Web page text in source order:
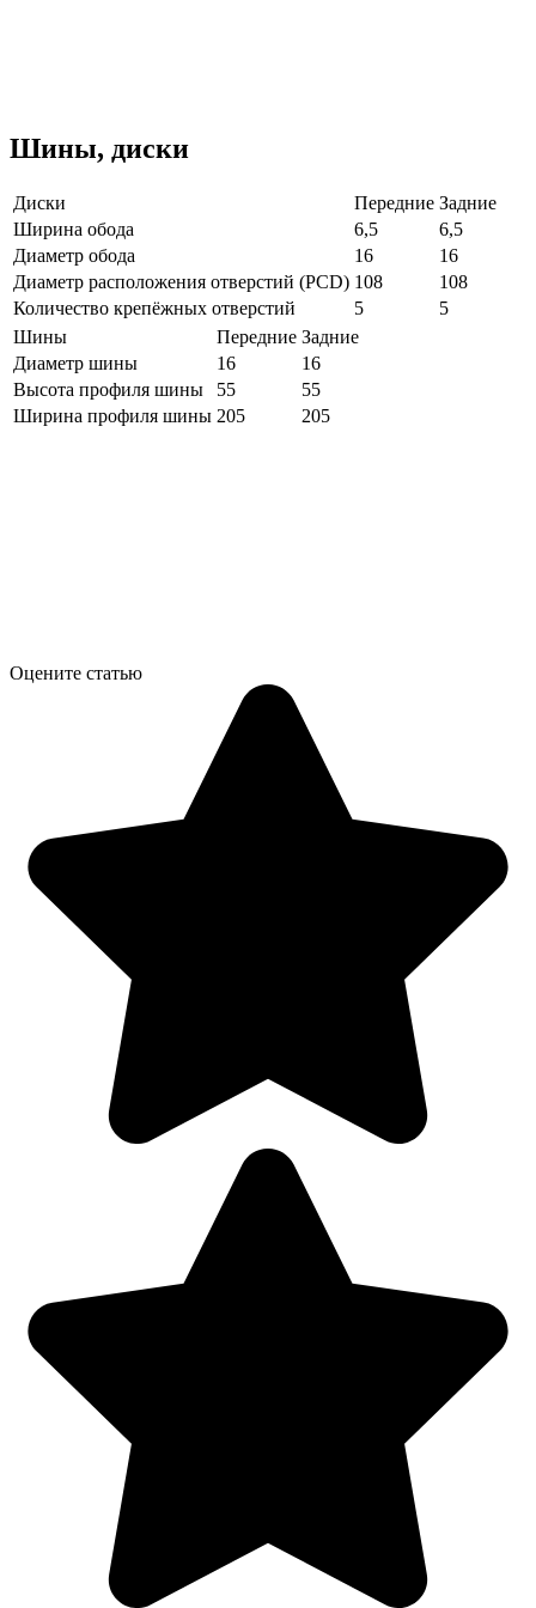
Шины, диски
Диски Передние Задние
Ширина обода
6,5
6,5
Диаметр обода
16
16
Диаметр расположения отверстий (PCD) 108
108
Количество крепёжных отверстий
5
5
Шины
Передние Задние
Диаметр шины
16
16
Высота профиля шины
55
55
Ширина профиля шины 205 205
Оцените статью